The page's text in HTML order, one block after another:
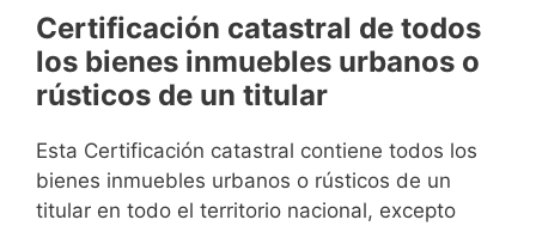
Certificación catastral de todos
los bienes inmuebles urbanos o
rústicos de un titular
Esta Certificación catastral contiene todos los
bienes inmuebles urbanos o rústicos de un
titular en todo el territorio nacional, excepto